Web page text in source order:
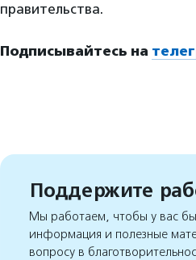
правительства.
Подписывайтесь на
Поддержите
Мы работаем, чтобы у вас
информация и полезные
вопросу в